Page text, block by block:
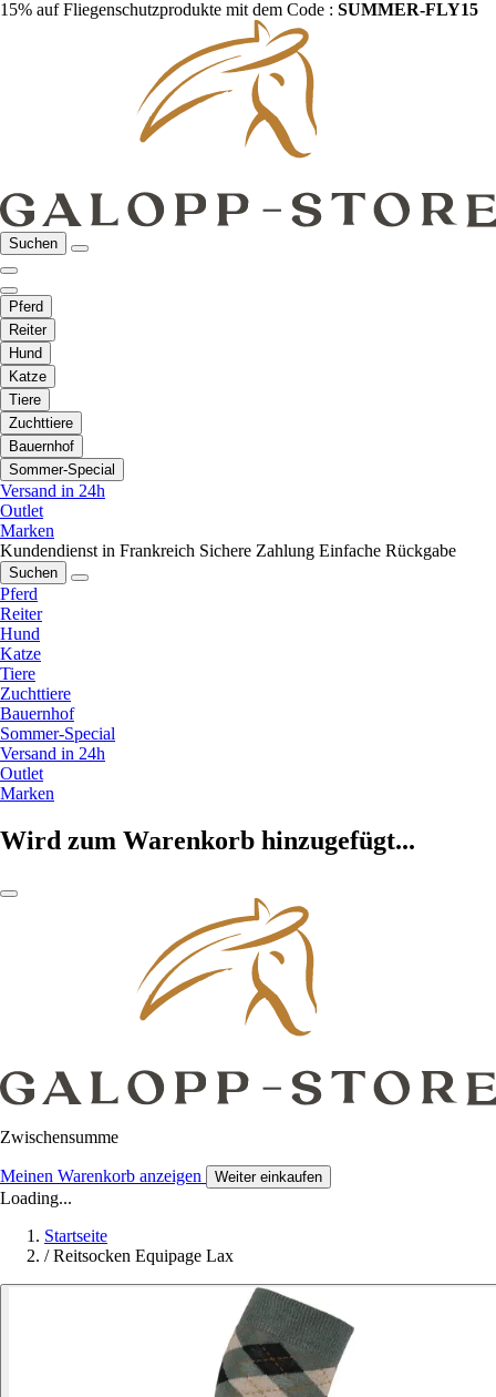
15% auf Fliegenschutzprodukte mit dem Code : SUMMER-FLY15
Suchen
Pferd
Reiter
Hund
Katze
Tiere
Zuchttiere
Bauernhof
Sommer-Special
Versand in 24h
Outlet
Marken
Kundendienst in Frankreich Sichere Zahlung Einfache Rückgabe
Suchen
Pferd
Reiter
Hund
Katze
Tiere
Zuchttiere
Bauernhof
Sommer-Special
Versand in 24h
Outlet
Marken
Wird zum Warenkorb hinzugefügt...
Zwischensumme
Meinen Warenkorb anzeigen Weiter einkaufen
Loading...
Startseite
/ Reitsocken Equipage Lax